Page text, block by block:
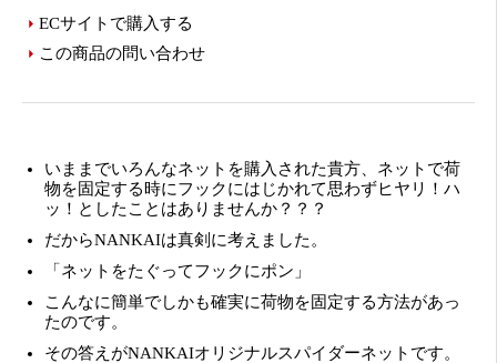
ECサイトで購入する
この商品の問い合わせ
いままでいろんなネットを購入された貴方、ネットで荷
物を固定する時にフックにはじかれて思わずヒヤリ！ハ
ッ！としたことはありませんか？？？
だからNANKAIは真剣に考えました。
「ネットをたぐってフックにポン」
こんなに簡単でしかも確実に荷物を固定する方法があっ
たのです。
その答えがNANKAIオリジナルスパイダーネットです。